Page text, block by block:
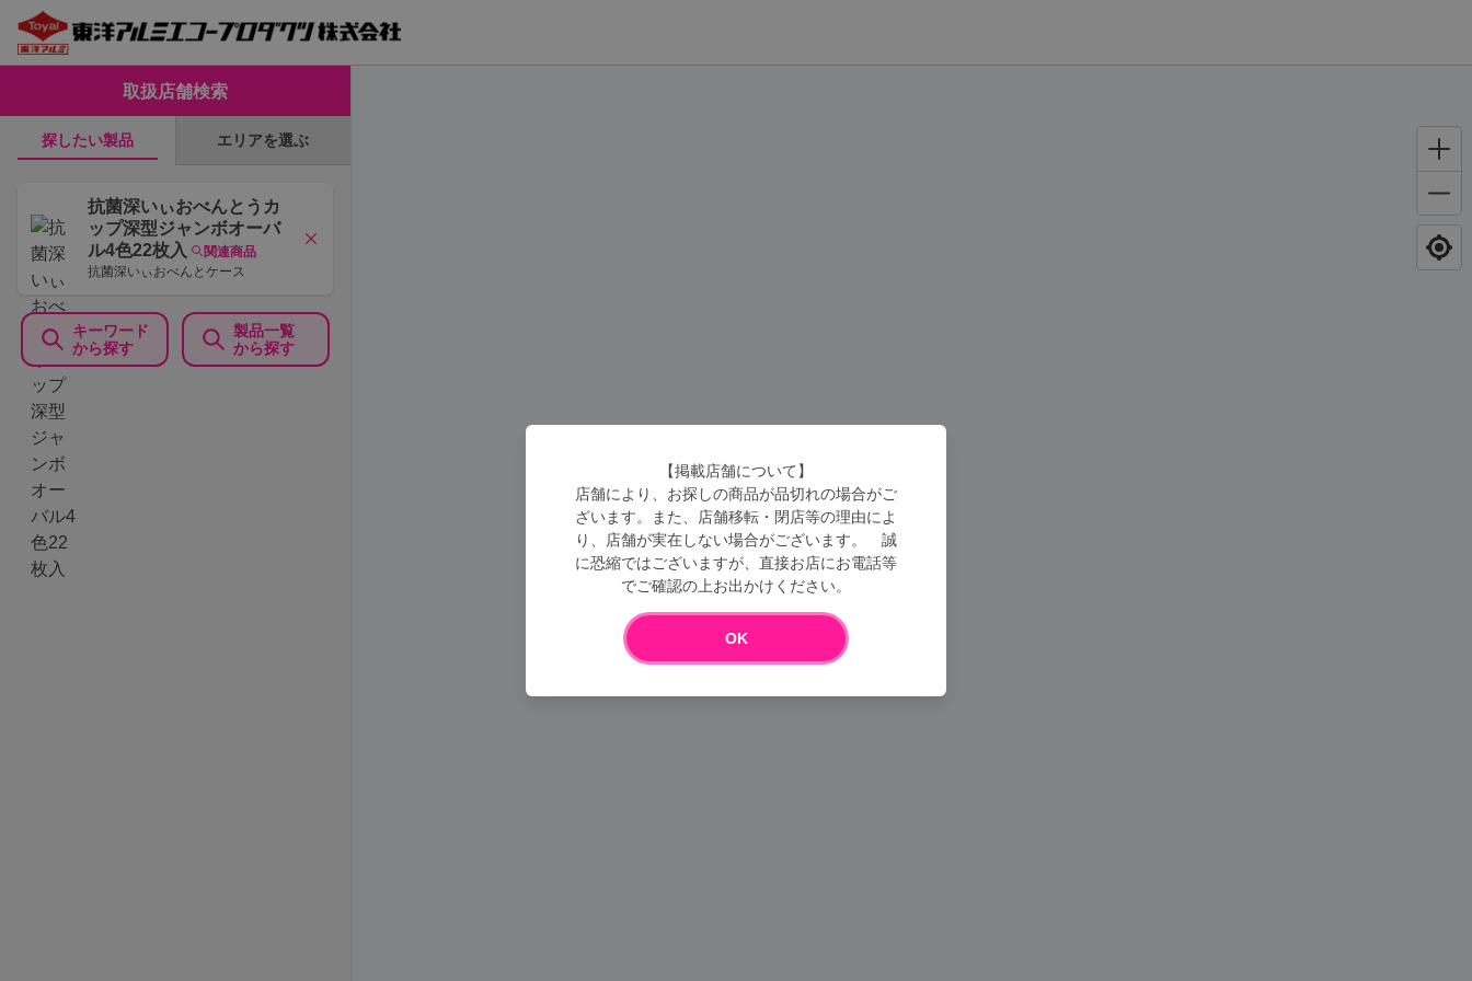
取扱店舗検索
探したい製品 エリアを選ぶ
抗菌深いぃおべんとうカ
ップ深型ジャンボオーバ
ル4色22枚入
関連商品
抗菌深いぃおべんとケース
キーワード
から探す
製品一覧
から探す
Loading...
【掲載店舗について】
店舗により、お探しの商品が品切れの場合がご
ざいます。また、店舗移転・閉店等の理由によ
り、店舗が実在しない場合がございます。 誠
に恐縮ではございますが、直接お店にお電話等
でご確認の上お出かけください。
OK